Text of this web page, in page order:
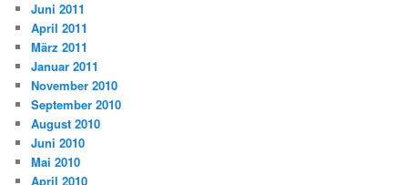
Juni 2011
April 2011
März 2011
Januar 2011
November 2010
September 2010
August 2010
Juni 2010
Mai 2010
April 2010